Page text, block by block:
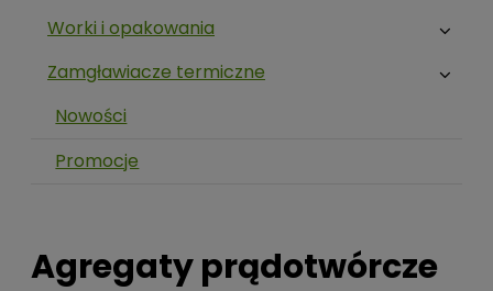
Worki i opakowania
Zamgławiacze termiczne
Nowości
Promocje
Agregaty prądotwórcze